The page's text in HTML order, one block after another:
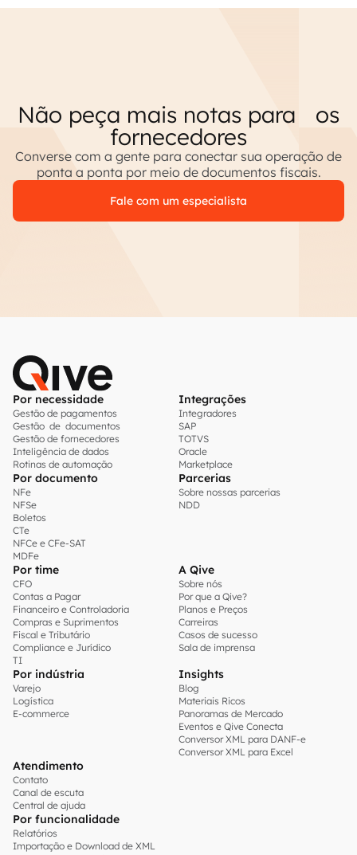
Não peça mais notas para os
fornecedores
Converse com a gente para conectar sua operação de
ponta a ponta por meio de documentos fiscais.
Fale com um especialista
Por necessidade
Gestão de pagamentos
Gestão de documentos
Gestão de fornecedores
Inteligência de dados
Rotinas de automação
Integrações
Integradores
SAP
TOTVS
Oracle
Marketplace
Por documento
NFe
NFSe
Boletos
CTe
NFCe e CFe-SAT
MDFe
Parcerias
Sobre nossas parcerias
NDD
Por time
CFO
Contas a Pagar
Financeiro e Controladoria
Compras e Suprimentos
Fiscal e Tributário
Compliance e Jurídico
TI
A Qive
Sobre nós
Por que a Qive?
Planos e Preços
Carreiras
Casos de sucesso
Sala de imprensa
Por indústria
Varejo
Logística
E-commerce
Insights
Blog
Materiais Ricos
Panoramas de Mercado
Eventos e Qive Conecta
Conversor XML para DANF-e
Conversor XML para Excel
Atendimento
Contato
Canal de escuta
Central de ajuda
Por funcionalidade
Relatórios
Importação e Download de XML